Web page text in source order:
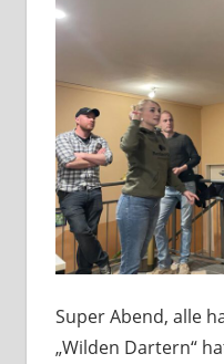
Super Abend, alle
„Wilden Dartern“